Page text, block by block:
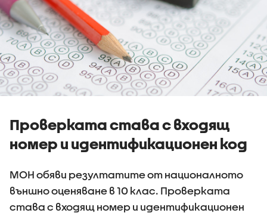
Проверката става с входящ
номер и идентификационен код
МОН обяви резултатите от националното
външно оценяване в 10 клас. Проверката
става с входящ номер и идентификационен